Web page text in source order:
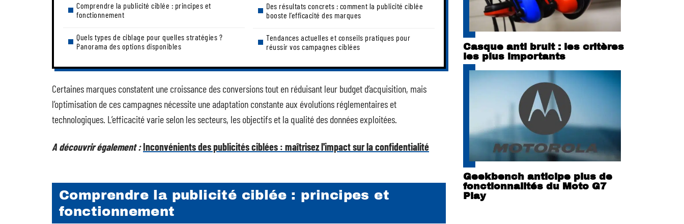
Comprendre la publicité ciblée : principes et
fonctionnement
Quels types de ciblage pour quelles stratégies ?
Panorama des options disponibles
Des résultats concrets : comment la publicité ciblée
booste l’efficacité des marques
Tendances actuelles et conseils pratiques pour
réussir vos campagnes ciblées
Certaines marques constatent une croissance des conversions tout en réduisant leur budget d’acquisition, mais
l’optimisation de ces campagnes nécessite une adaptation constante aux évolutions réglementaires et
technologiques. L’efficacité varie selon les secteurs, les objectifs et la qualité des données exploitées.
A découvrir également :Inconvénients des publicités ciblées : maîtrisez l'impact sur la confidentialité
Comprendre la publicité ciblée : principes et
fonctionnement
Casque anti bruit : les critères
les plus importants
Geekbench anticipe plus de
fonctionnalités du Moto G7
Play